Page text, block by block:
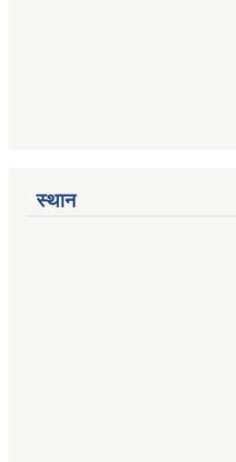
स्थान